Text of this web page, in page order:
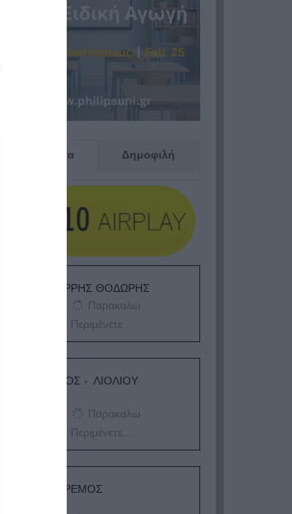
Πρόσφατα Δημοφιλή
ΕΙΠΕΣ – ΦΕΡΡΗΣ ΘΟΔΩΡΗΣ
Παρακαλώ
Περιμένετε...
ΛΟΓΑΡΙΑΣΜΟΣ - ΛΙΟΛΙΟΥ
Παρακαλώ
Περιμένετε...
ΔΕΥΤΕΡΑ – ΡΕΜΟΣ